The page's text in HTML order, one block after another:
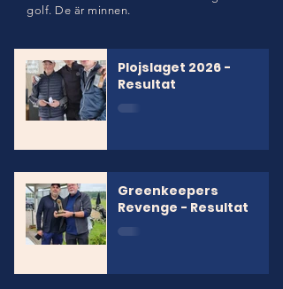
golf. De är minnen.
Plojslaget 2026 -
Resultat
Greenkeepers
Revenge - Resultat